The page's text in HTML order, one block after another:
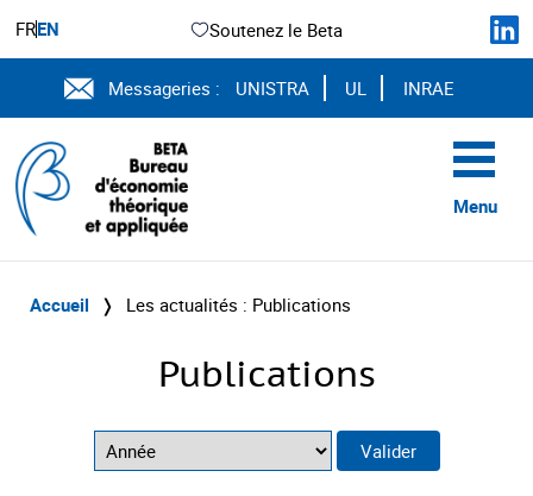
FREN Soutenez le Beta
Messageries : UNISTRA UL INRAE
Menu
Accueil ❭ Les actualités : Publications
Publications